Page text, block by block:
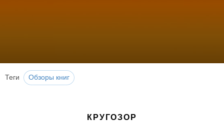
Теги Обзоры книг
КРУГОЗОР